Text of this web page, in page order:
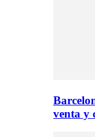
venta y